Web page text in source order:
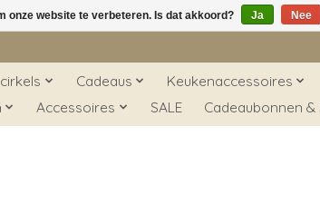
Cadeaus Keukenaccessoires
Accessoires SALE Cadeaubonnen
onze website te verbeteren. Is dat akkoord? Ja Nee